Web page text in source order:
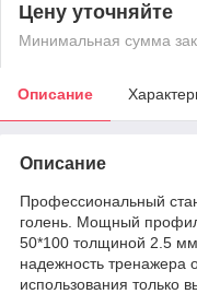
Цену уточняйте
Минимальная сумма
Описание
Описание
Профессиональный
голень. Мощный
50*100 толщиной 2.5
надежность тренажера
использования только